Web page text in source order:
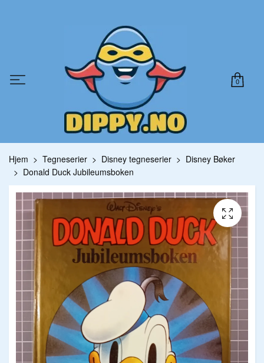
0
Hjem Tegneserier Disney tegneserier
Disney Bøker
Donald Duck Jubileumsboken